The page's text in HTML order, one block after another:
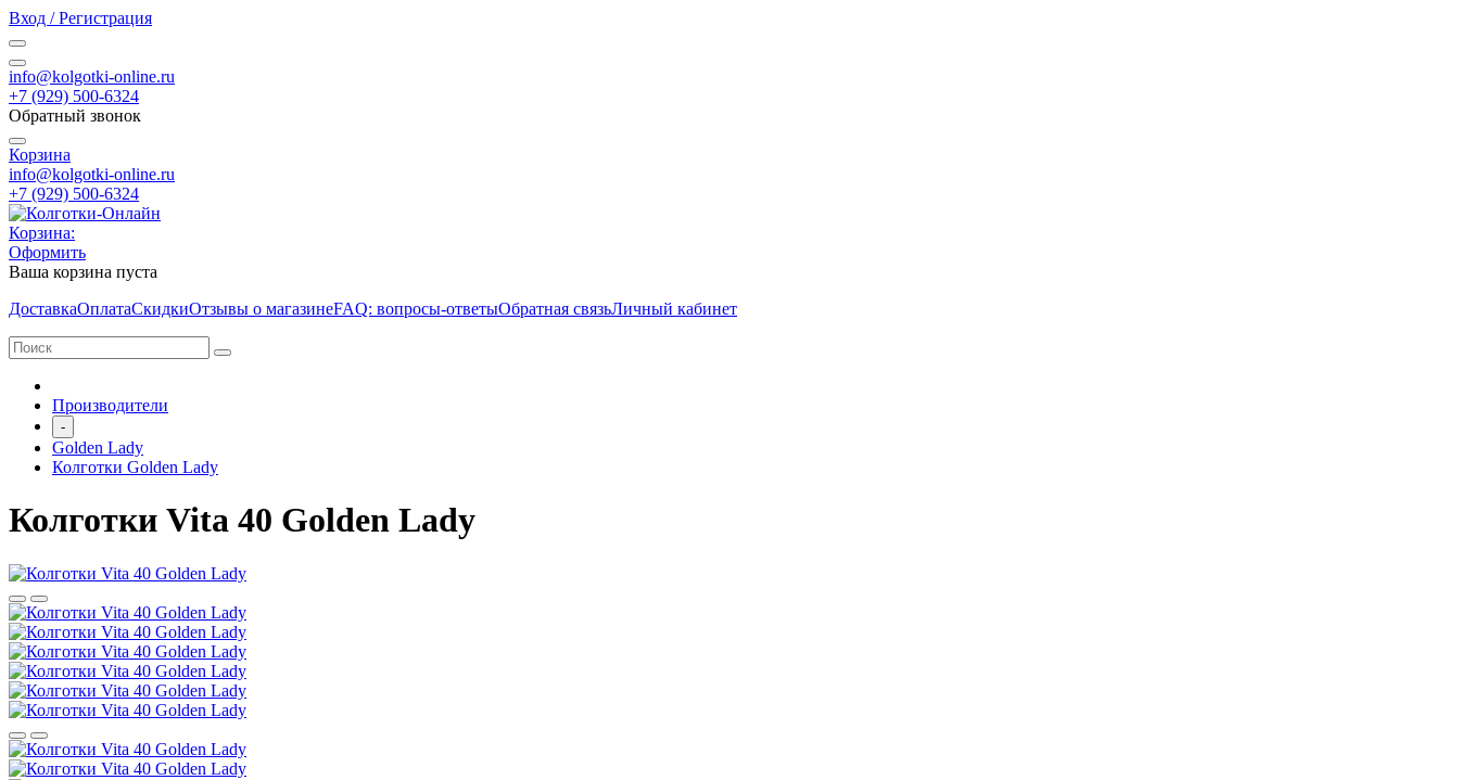
Вход / Регистрация
info@kolgotki-online.ru
+7 (929) 500-6324
Обратный звонок
Корзина
info@kolgotki-online.ru
+7 (929) 500-6324
Корзина:
Оформить
Ваша корзина пуста
ДоставкаОплатаСкидкиОтзывы о магазинеFAQ: вопросы-ответыОбратная связьЛичный кабинет
Производители
-
Golden Lady
Колготки Golden Lady
Колготки Vita 40 Golden Lady